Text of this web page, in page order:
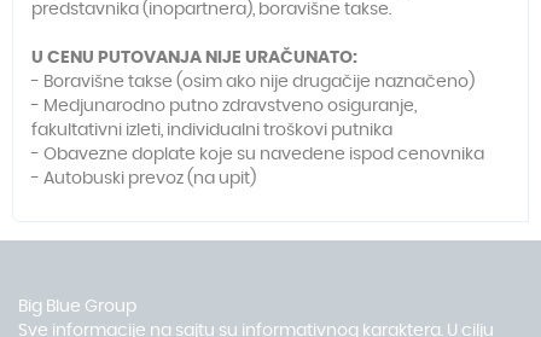
predstavnika (inopartnera), boravišne takse.
U CENU PUTOVANJA NIJE URAČUNATO:
- Boravišne takse (osim ako nije drugačije naznačeno)
- Medjunarodno putno zdravstveno osiguranje,
fakultativni izleti, individualni troškovi putnika
- Obavezne doplate koje su navedene ispod cenovnika
- Autobuski prevoz (na upit)
Big Blue Group
Sve informacije na sajtu su informativnog karaktera. U cilju